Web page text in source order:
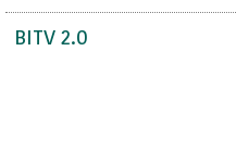
BITV 2.0